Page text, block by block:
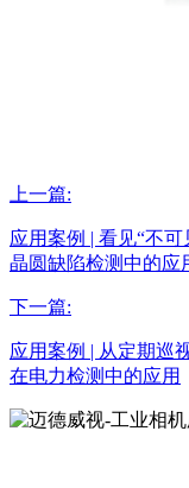
上一篇:
应用案例 | 看见“不
晶圆缺陷检测中的应
下一篇:
应用案例 | 从定期巡
在电力检测中的应用